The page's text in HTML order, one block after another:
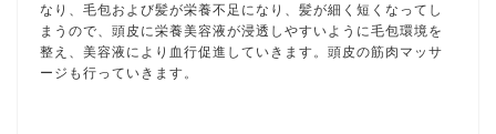
なり、毛包および髪が栄養不足になり、髪が細く短くなってし
まうので、頭皮に栄養美容液が浸透しやすいように毛包環境を
整え、美容液により血行促進していきます。頭皮の筋肉マッサ
ージも行っていきます。